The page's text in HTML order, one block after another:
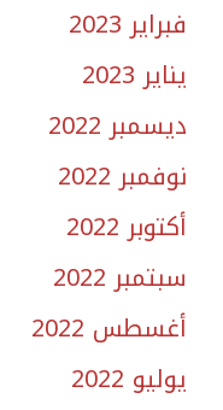
فبراير 2023
يناير 2023
ديسمبر 2022
نوفمبر 2022
أكتوبر 2022
سبتمبر 2022
أغسطس 2022
يوليو 2022